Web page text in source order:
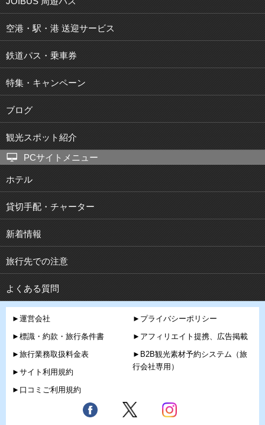
空港・駅・港 送迎サービス
鉄道パス・乗車券
特集・キャンペーン
ブログ
観光スポット紹介
PCサイトメニュー
ホテル
貸切手配・チャーター
新着情報
旅行先での注意
よくある質問
►運営会社
►標識・約款・旅行条件書
►旅行業務取扱料金表
►サイト利用規約
►口コミご利用規約
►プライバシーポリシー
►アフィリエイト提携、広告掲載
►B2B観光素材予約システム（旅
行会社専用）